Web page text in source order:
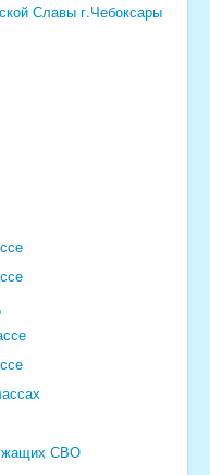
Славы г.Чебоксары
СВО